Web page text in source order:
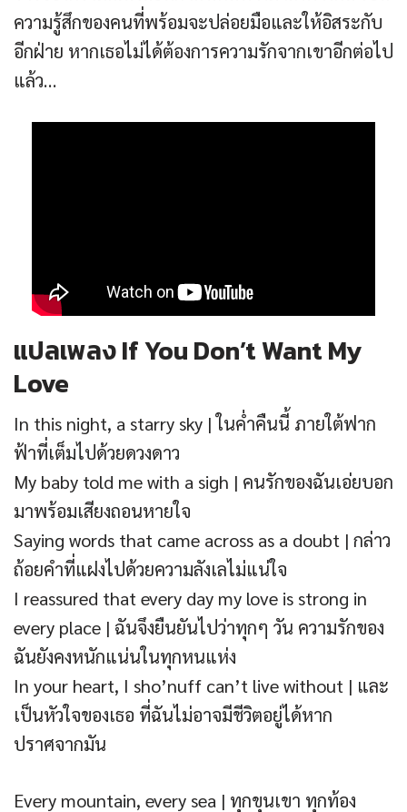
ความรู้สึกของคนที่พร้อมจะปล่อยมือและให้อิสระกับ
อีกฝ่าย หากเธอไม่ได้ต้องการความรักจากเขาอีกต่อไป
แล้ว…
แปลเพลง If You Don’t Want My
Love
In this night, a starry sky | ในค่ำคืนนี้ ภายใต้ฟาก
ฟ้าที่เต็มไปด้วยดวงดาว
My baby told me with a sigh | คนรักของฉันเอ่ยบอก
มาพร้อมเสียงถอนหายใจ
Saying words that came across as a doubt | กล่าว
ถ้อยคำที่แฝงไปด้วยความลังเลไม่แน่ใจ
I reassured that every day my love is strong in
every place | ฉันจึงยืนยันไปว่าทุกๆ วัน ความรักของ
ฉันยังคงหนักแน่นในทุกหนแห่ง
In your heart, I sho’nuff can’t live without | และ
เป็นหัวใจของเธอ ที่ฉันไม่อาจมีชีวิตอยู่ได้หาก
ปราศจากมัน
Every mountain, every sea | ทุกขุนเขา ทุกท้อง